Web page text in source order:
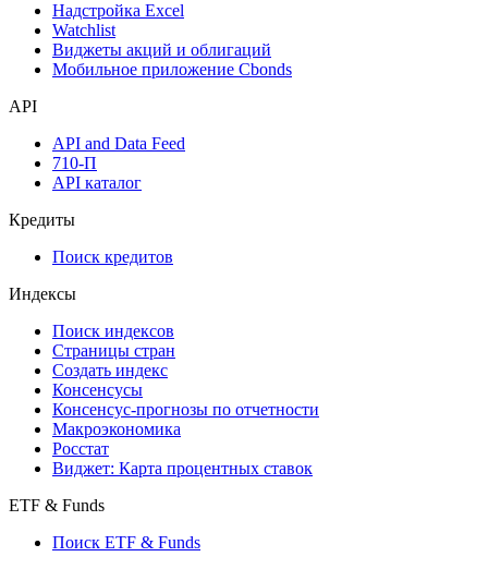
Надстройка Excel
Watchlist
Виджеты акций и облигаций
Мобильное приложение Cbonds
API
API and Data Feed
710-П
API каталог
Кредиты
Поиск кредитов
Индексы
Поиск индексов
Страницы стран
Создать индекс
Консенсусы
Консенсус-прогнозы по отчетности
Макроэкономика
Росстат
Виджет: Карта процентных ставок
ETF & Funds
Поиск ETF & Funds